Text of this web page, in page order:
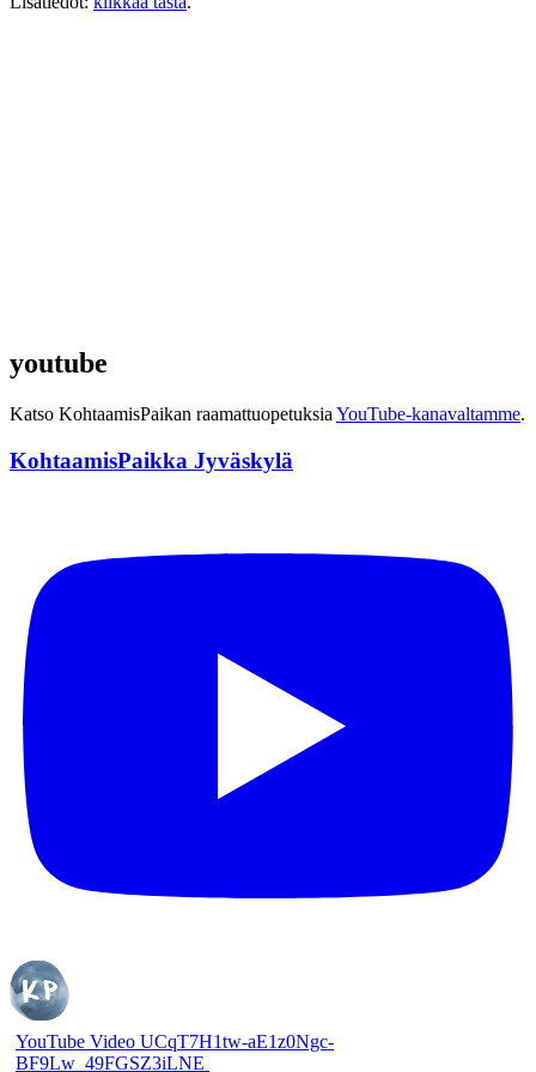
youtube
Katso KohtaamisPaikan raamattuopetuksia YouTube-kanavaltamme.
KohtaamisPaikka Jyväskylä
YouTube Video UCqT7H1tw-aE1z0Ngc-
BF9Lw_49FGSZ3iLNE